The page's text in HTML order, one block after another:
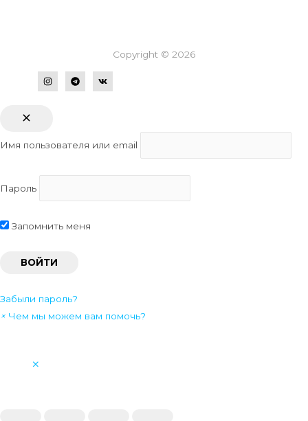
Copyright © 2026
Имя пользователя или email
Пароль
Запомнить меня
Забыли пароль?
× Чем мы можем вам помочь?